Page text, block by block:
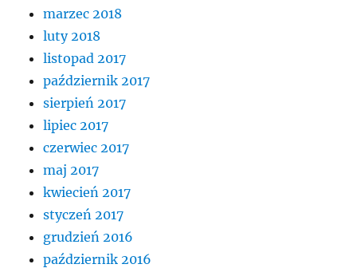
marzec 2018
luty 2018
listopad 2017
październik 2017
sierpień 2017
lipiec 2017
czerwiec 2017
maj 2017
kwiecień 2017
styczeń 2017
grudzień 2016
październik 2016